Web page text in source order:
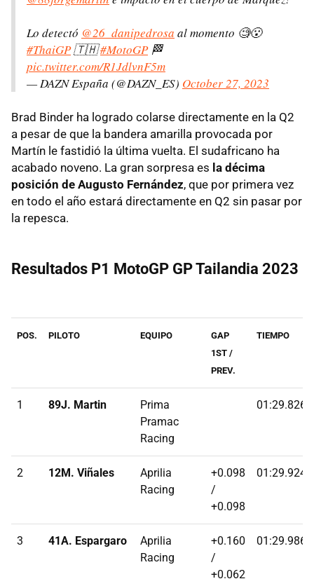
Lo detectó @26_danipedrosa al momento 🧐😮
#ThaiGP🇹🇭#MotoGP🏁
pic.twitter.com/R1JdlvnF5m
— DAZN España (@DAZN_ES) October 27, 2023
Brad Binder ha logrado colarse directamente en la Q2
a pesar de que la bandera amarilla provocada por
Martín le fastidió la última vuelta. El sudafricano ha
acabado noveno. La gran sorpresa es la décima
posición de Augusto Fernández, que por primera vez
en todo el año estará directamente en Q2 sin pasar por
la repesca.
Resultados P1 MotoGP GP Tailandia 2023
POS. PILOTO EQUIPO
GAP
1ST /
PREV.
TIEMPO
1 89J. Martin
Prima
Pramac
Racing
01:29.8260
2 12M. Viñales
Aprilia
Racing
+0.098
/
+0.098
01:29.9240
3 41A. Espargaro
Aprilia
Racing
+0.160
/
+0.062
01:29.9860